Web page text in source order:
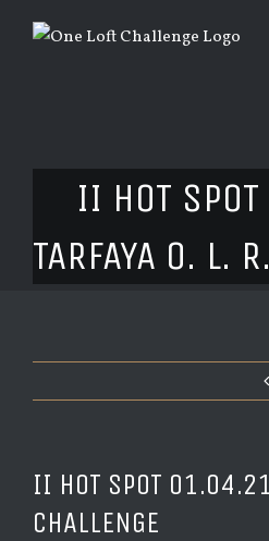
II HOT
TARFAYA O. L.
II HOT SPOT 01.04.21
CHALLENGE